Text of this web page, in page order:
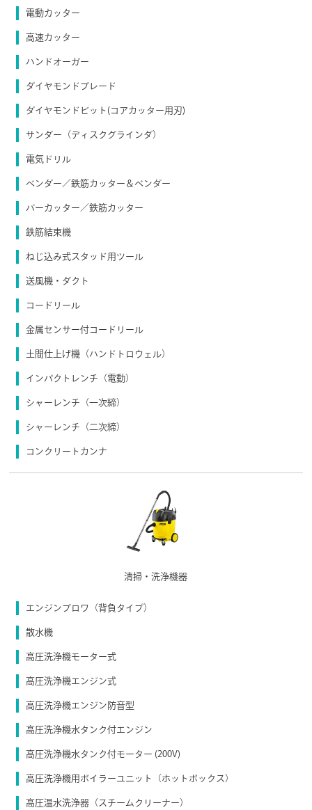
電動カッター
高速カッター
ハンドオーガー
ダイヤモンドブレード
ダイヤモンドビット(コアカッター用刃)
サンダー（ディスクグラインダ）
電気ドリル
ベンダー／鉄筋カッター＆ベンダー
バーカッター／鉄筋カッター
鉄筋結束機
ねじ込み式スタッド用ツール
送風機・ダクト
コードリール
金属センサー付コードリール
土間仕上げ機（ハンドトロウェル）
インパクトレンチ（電動）
シャーレンチ（一次締）
シャーレンチ（二次締）
コンクリートカンナ
清掃・洗浄機器
エンジンブロワ（背負タイプ）
散水機
高圧洗浄機モーター式
高圧洗浄機エンジン式
高圧洗浄機エンジン防音型
高圧洗浄機水タンク付エンジン
高圧洗浄機水タンク付モーター (200V)
高圧洗浄機用ボイラーユニット（ホットボックス）
高圧温水洗浄器（スチームクリーナー）